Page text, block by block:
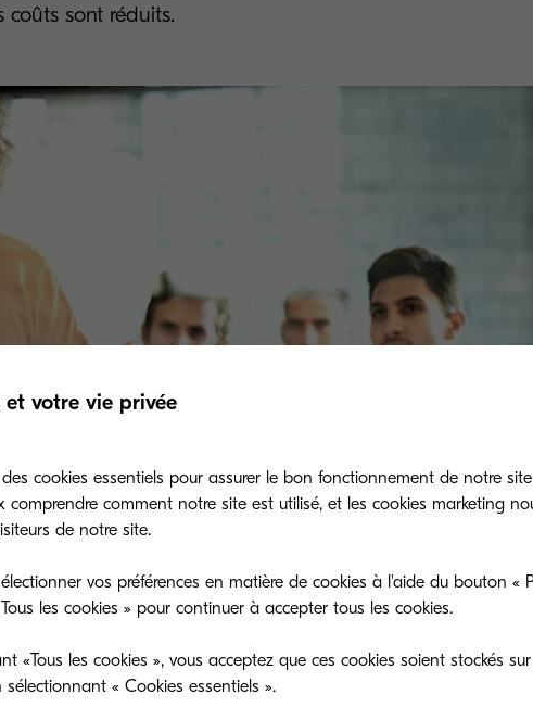
coûts sont réduits.
et votre vie privée
cookies essentiels pour assurer le bon fonctionnement de notre
comprendre comment notre site est utilisé, et les cookies marketing
de notre site.
vos préférences en matière de cookies à l'aide du bouton «
les cookies » pour continuer à accepter tous les cookies.
«Tous les cookies », vous acceptez que ces cookies soient stockés
sélectionnant « Cookies essentiels ».